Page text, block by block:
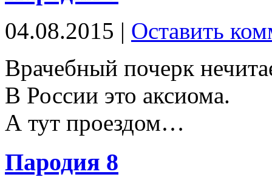
04.08.2015 | Оставить
Врачебный почерк
В России это аксиома.
А тут проездом…
Пародия 8